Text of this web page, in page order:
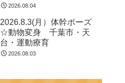
2026.08.04
2026.8.3(月）体幹ポーズ
☆動物変身 千葉市・天
台・運動療育
2026.08.03